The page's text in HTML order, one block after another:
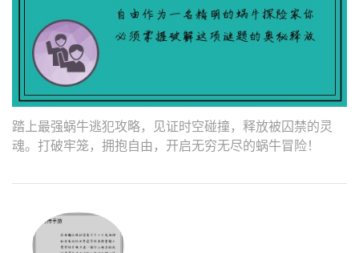
踏上最强蜗牛逃犯攻略，见证时空碰撞，释放被囚禁的灵
魂。打破牢笼，拥抱自由，开启无穷无尽的蜗牛冒险！